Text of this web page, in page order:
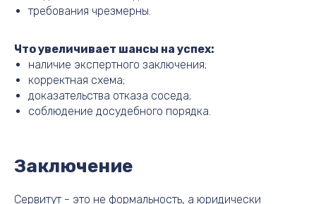
требования чрезмерны.
Что увеличивает шансы на успех:
наличие экспертного заключения;
корректная схема;
доказательства отказа соседа;
соблюдение досудебного порядка.
Заключение
Сервитут - это не формальность, а юридически